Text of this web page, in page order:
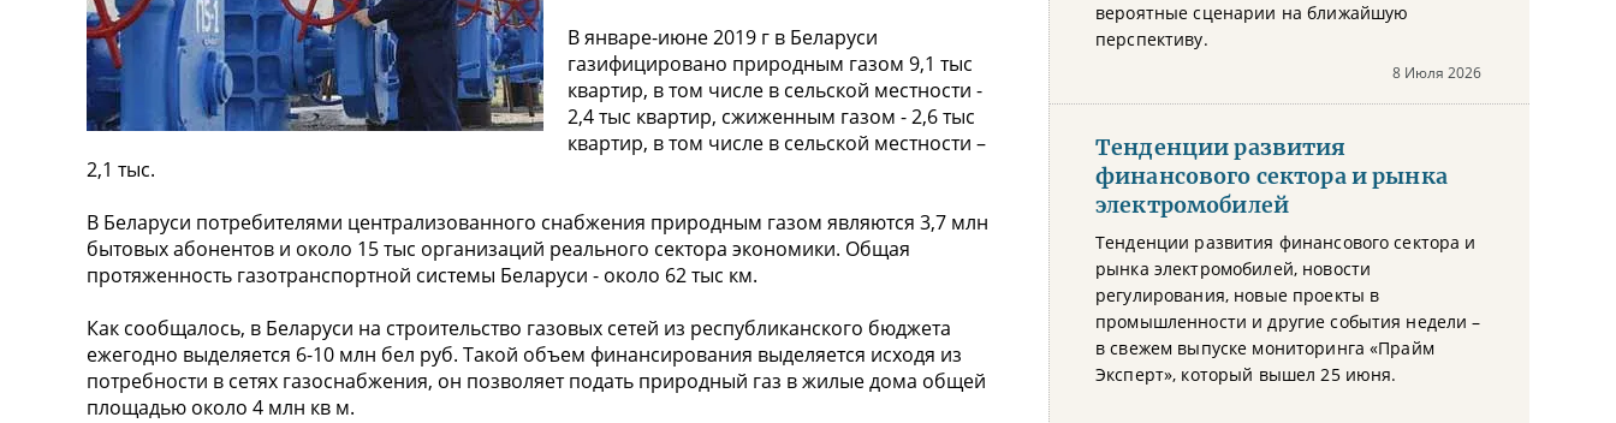
В январе-июне 2019 г в Беларуси
газифицировано природным газом 9,1 тыс
квартир, в том числе в сельской местности -
2,4 тыс квартир, сжиженным газом - 2,6 тыс
квартир, в том числе в сельской местности –
2,1 тыс.
В Беларуси потребителями централизованного снабжения природным газом являются 3,7 млн
бытовых абонентов и около 15 тыс организаций реального сектора экономики. Общая
протяженность газотранспортной системы Беларуси - около 62 тыс км.
Как сообщалось, в Беларуси на строительство газовых сетей из республиканского бюджета
ежегодно выделяется 6-10 млн бел руб. Такой объем финансирования выделяется исходя из
потребности в сетях газоснабжения, он позволяет подать природный газ в жилые дома общей
площадью около 4 млн кв м.
вероятные сценарии на ближайшую
перспективу.
8 Июля 2026
Тенденции развития
финансового сектора и рынка
электромобилей
Тенденции развития финансового сектора и
рынка электромобилей, новости
регулирования, новые проекты в
промышленности и другие события недели –
в свежем выпуске мониторинга «Прайм
Эксперт», который вышел 25 июня.